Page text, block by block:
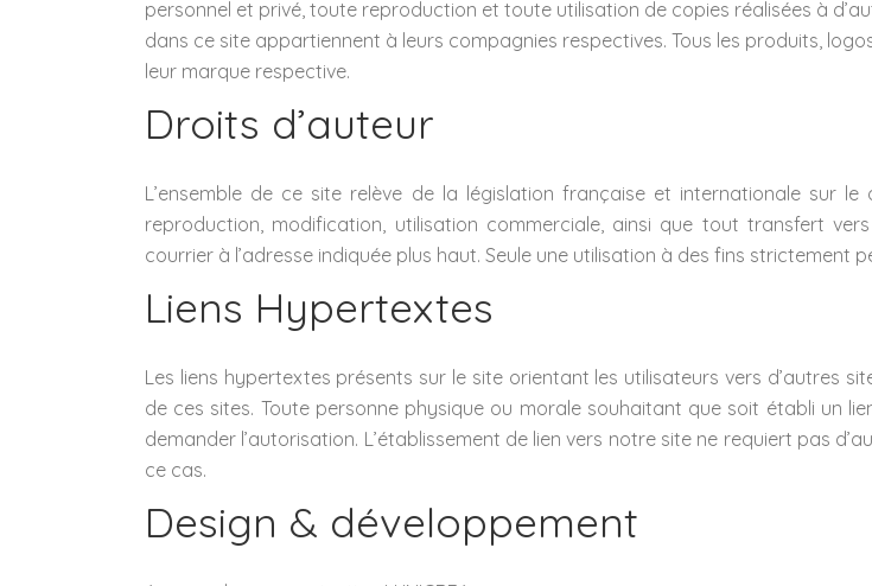
personnel et privé, toute reproduction et toute utilisation de copies réalisées à
dans ce site appartiennent à leurs compagnies respectives. Tous les produits,
leur marque respective.
Droits d’auteur
L’ensemble de ce site relève de la législation française et internationale sur
reproduction, modification, utilisation commerciale, ainsi que tout transfert
courrier à l’adresse indiquée plus haut. Seule une utilisation à des fins strictement
Liens Hypertextes
Les liens hypertextes présents sur le site orientant les utilisateurs vers d’autres
de ces sites. Toute personne physique ou morale souhaitant que soit établi un
demander l’autorisation. L’établissement de lien vers notre site ne requiert pas
ce cas.
Design & développement